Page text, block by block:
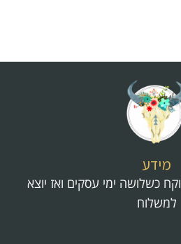
מידע
כשלושה ימי עסקים ואז יוצא
למשלוח